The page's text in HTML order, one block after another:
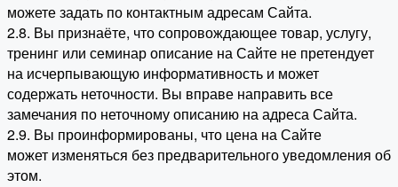
можете задать по контактным адресам Сайта.
2.8. Вы признаёте, что сопровождающее товар, услугу,
тренинг или семинар описание на Сайте не претендует
на исчерпывающую информативность и может
содержать неточности. Вы вправе направить все
замечания по неточному описанию на адреса Сайта.
2.9. Вы проинформированы, что цена на Сайте
может изменяться без предварительного уведомления об
этом.